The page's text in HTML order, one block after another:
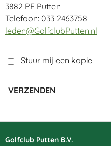
3882 PE Putten
Telefoon: 033 2463758
leden@GolfclubPutten.nl
Stuur mij een kopie
VERZENDEN
Golfclub Putten B.V.